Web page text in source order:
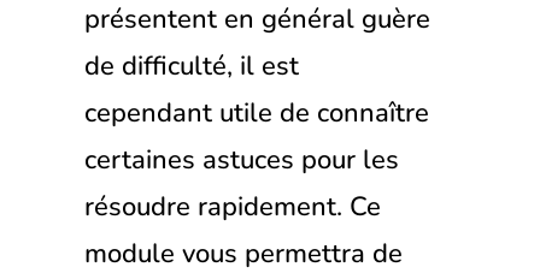
présentent en général guère
de difficulté, il est
cependant utile de connaître
certaines astuces pour les
résoudre rapidement. Ce
module vous permettra de